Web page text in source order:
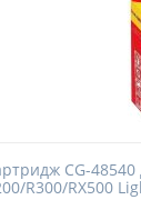
CG-
R300/RX500